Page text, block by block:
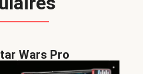
Wars Pro